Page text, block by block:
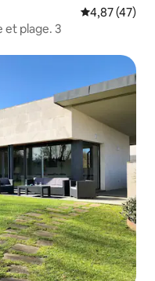
Évaluation
4,87 (47)
plage. 3